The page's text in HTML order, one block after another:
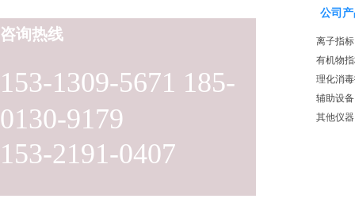
153-1309-5671 185-
0130-9179
153-2191-0407
咨询热线
公司
离子指标
有机物
理化消
辅助设备
其他仪器